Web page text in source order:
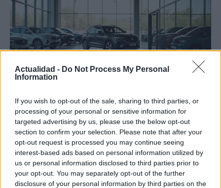
Actualidad - Do Not Process My Personal
Information
If you wish to opt-out of the sale, sharing to third parties, or
processing of your personal or sensitive information for
targeted advertising by us, please use the below opt-out
section to confirm your selection. Please note that after your
opt-out request is processed you may continue seeing
interest-based ads based on personal information utilized by
us or personal information disclosed to third parties prior to
your opt-out. You may separately opt-out of the further
disclosure of your personal information by third parties on the
Cómo los vehículos chinos están
transformando el mercado automovilístico
en España
Los coches chinos están dominando el mercado español…
AUTOMOVIL